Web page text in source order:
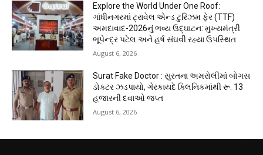
Explore the World Under One Roof:
ગાંધીનગરમાં ટ્રાવેલ એન્ડ ટુરિઝમ ફેર (TTF)
અમદાવાદ-2026નું ભવ્ય ઉદ્ઘાટન: મુખ્યમંત્રી
ભૂપેન્દ્ર પટેલ અને હર્ષ સંઘવી રહ્યા ઉપસ્થિત
August 6, 2026
Surat Fake Doctor : સુરતના અમરોલીમાં બોગસ
ડોક્ટર ઝડપાયો, ગેરકાયદે ક્લિનિકમાંથી રૂ. 13
હજારની દવાઓ જપ્ત
August 6, 2026